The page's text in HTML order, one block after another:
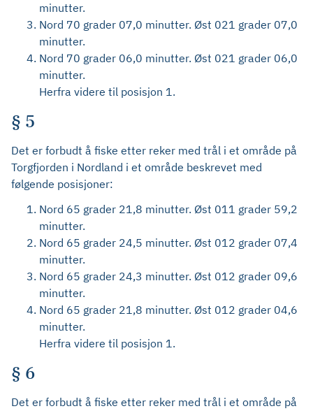
minutter.
Nord 70 grader 07,0 minutter. Øst 021 grader 07,0
minutter.
Nord 70 grader 06,0 minutter. Øst 021 grader 06,0
minutter.
Herfra videre til posisjon 1.
§ 5
Det er forbudt å fiske etter reker med trål i et område på
Torgfjorden i Nordland i et område beskrevet med
følgende posisjoner:
Nord 65 grader 21,8 minutter. Øst 011 grader 59,2
minutter.
Nord 65 grader 24,5 minutter. Øst 012 grader 07,4
minutter.
Nord 65 grader 24,3 minutter. Øst 012 grader 09,6
minutter.
Nord 65 grader 21,8 minutter. Øst 012 grader 04,6
minutter.
Herfra videre til posisjon 1.
§ 6
Det er forbudt å fiske etter reker med trål i et område på